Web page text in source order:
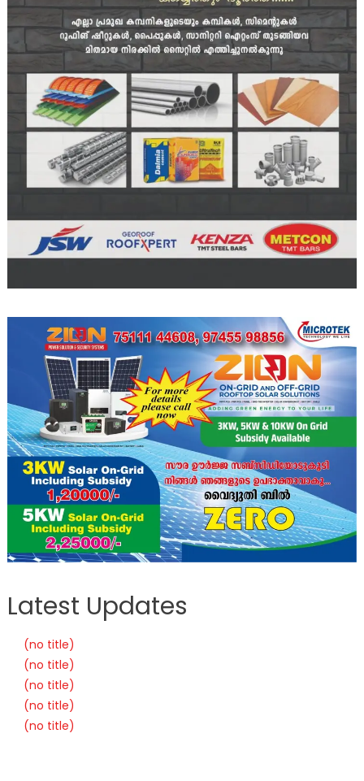
Latest Updates
(no title)
(no title)
(no title)
(no title)
(no title)